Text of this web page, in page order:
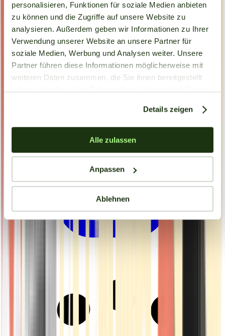
personalisieren, Funktionen für soziale Medien anbieten
zu können und die Zugriffe auf unsere Website zu
analysieren. Außerdem geben wir Informationen zu Ihrer
Verwendung unserer Website an unsere Partner für
soziale Medien, Werbung und Analysen weiter. Unsere
Partner führen diese Informationen möglicherweise mit
weiteren Daten zusammen, die Sie ihnen bereitgestellt
Details zeigen
Alle zulassen
Anpassen
Ablehnen
Kapseln